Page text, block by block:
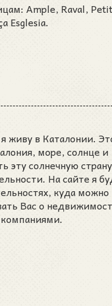
Ample, Raval,
Esglesia.
живу в Каталонии.
море, солнце и
эту солнечную
На сайте я
куда можно
Вас о